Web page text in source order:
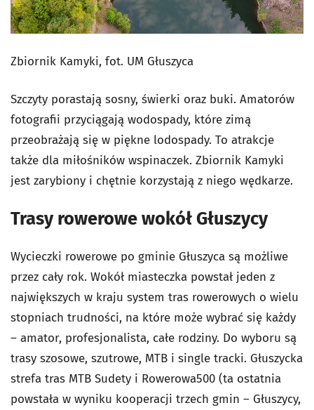
Zbiornik Kamyki, fot. UM Głuszyca
Szczyty porastają sosny, świerki oraz buki. Amatorów
fotografii przyciągają wodospady, które zimą
przeobrażają się w piękne lodospady. To atrakcje
także dla miłośników wspinaczek. Zbiornik Kamyki
jest zarybiony i chętnie korzystają z niego wędkarze.
Trasy rowerowe wokół Głuszycy
Wycieczki rowerowe po gminie Głuszyca są możliwe
przez cały rok. Wokół miasteczka powstał jeden z
największych w kraju system tras rowerowych o wielu
stopniach trudności, na które może wybrać się każdy
– amator, profesjonalista, całe rodziny. Do wyboru są
trasy szosowe, szutrowe, MTB i single tracki. Głuszycka
strefa tras MTB Sudety i Rowerowa500 (ta ostatnia
powstała w wyniku kooperacji trzech gmin – Głuszycy,